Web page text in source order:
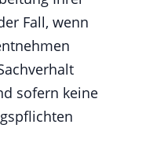
Fall, wenn
sofern keine